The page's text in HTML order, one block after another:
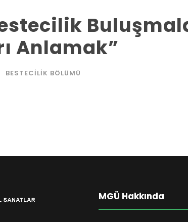
Anlamak”
BESTECILIK BÖLÜMÜ
MGÜ Hakkında